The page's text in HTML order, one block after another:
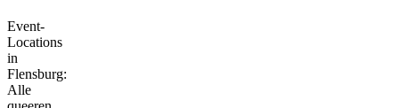
Event-
Locations
in
Flensburg:
Alle